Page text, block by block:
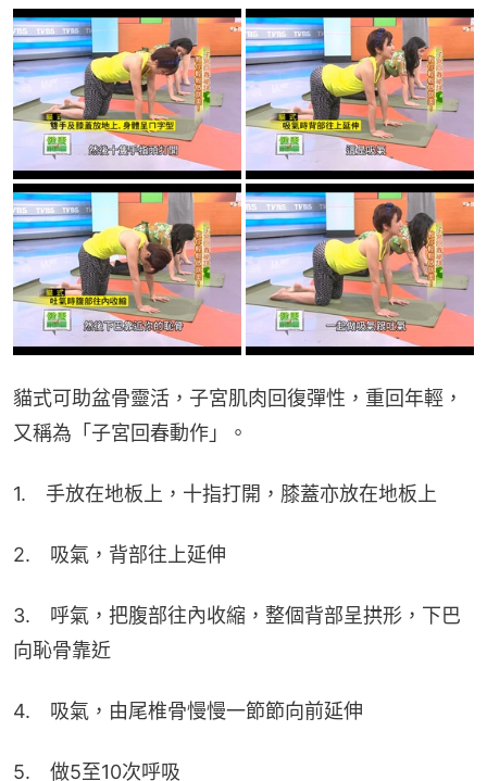
貓式可助盆骨靈活，子宮肌肉回復彈性，重回年輕，
又稱為「子宮回春動作」。
1.　手放在地板上，十指打開，膝蓋亦放在地板上
2.　吸氣，背部往上延伸
3.　呼氣，把腹部往內收縮，整個背部呈拱形，下巴
向恥骨靠近
4.　吸氣，由尾椎骨慢慢一節節向前延伸
5.　做5至10次呼吸